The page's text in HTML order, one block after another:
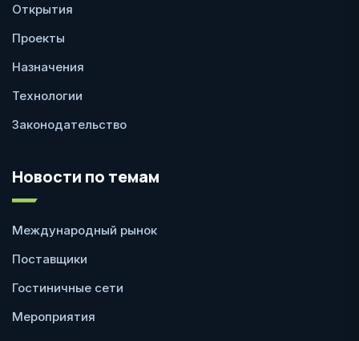
Открытия
Проекты
Назначения
Технологии
Законодательство
Новости по темам
Международный рынок
Поставщики
Гостиничные сети
Мероприятия